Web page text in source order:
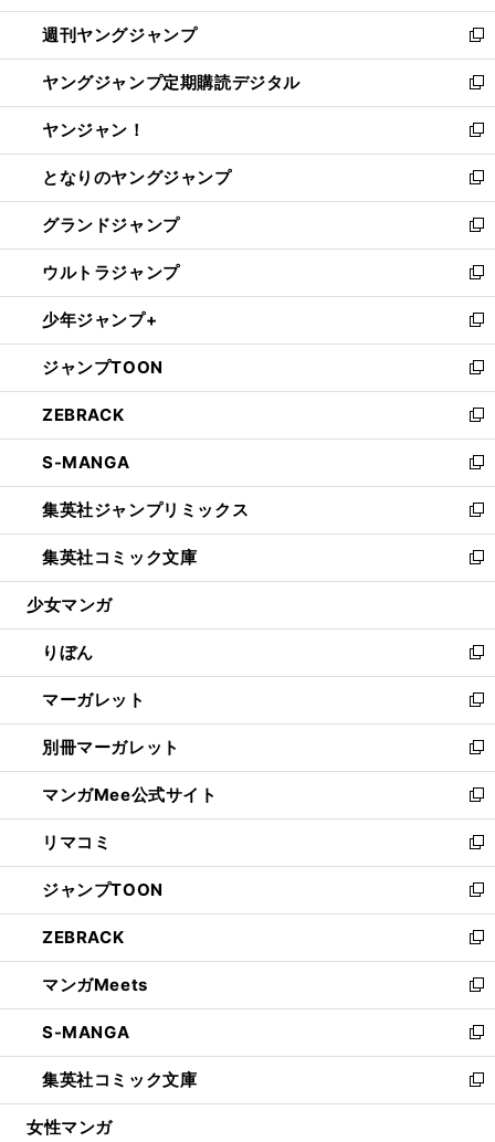
開
く
ウ
で
開
く
ン
ド
ウ
で
開
く
ウ
ィ
ン
ド
ウ
で
開
く
週刊ヤングジャンプ
新
し
い
ウ
ィ
ン
ド
ウ
で
開
く
ヤングジャンプ定期購読デジタル
新
し
い
ウ
ィ
ン
ド
ウ
で
開
く
ヤンジャン！
新
し
い
ウ
ィ
ン
ド
ウ
で
開
く
となりのヤングジャンプ
新
し
い
ウ
ィ
ン
ド
ウ
で
開
く
グランドジャンプ
新
し
い
ウ
ィ
ン
ド
ウ
で
開
く
ウルトラジャンプ
新
し
い
ウ
ィ
ン
ド
ウ
で
開
く
少年ジャンプ+
新
し
い
ウ
ィ
ン
ド
ウ
で
開
く
ジャンプTOON
新
し
い
ウ
ィ
ン
ド
ウ
で
開
ZEBRACK
新
し
い
ウ
ィ
ン
ド
ウ
開
く
S-MANGA
新
し
い
ウ
ィ
ン
ウ
で
開
く
集英社ジャンプリミックス
新
し
い
ウ
ン
ド
ウ
で
開
く
集英社コミック文庫
新
し
ウ
ィ
ン
ド
ウ
で
開
く
少女マンガ
りぼん
新
し
い
ウ
ィ
ン
ド
ウ
で
開
く
マーガレット
新
し
い
ウ
ィ
ン
ド
ウ
で
開
く
別冊マーガレット
新
し
い
ウ
ィ
ン
ド
ウ
で
開
く
マンガMee公式サイト
新
し
い
ウ
ィ
ン
ド
ウ
で
開
く
リマコミ
新
し
い
ウ
ィ
ン
ド
ウ
で
開
く
ジャンプTOON
新
し
い
ウ
ィ
ン
ド
ウ
で
開
ZEBRACK
新
し
い
ウ
ィ
ン
ド
ウ
マンガMeets
新
し
い
ウ
ィ
ン
S-MANGA
新
し
い
ウ
集英社コミック文庫
新
し
女性マンガ